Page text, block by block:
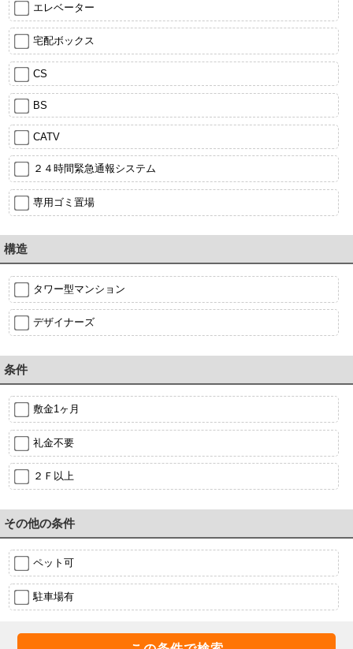
エレベーター
宅配ボックス
CS
BS
CATV
２４時間緊急通報システム
専用ゴミ置場
構造
タワー型マンション
デザイナーズ
条件
敷金1ヶ月
礼金不要
２Ｆ以上
その他の条件
ペット可
駐車場有